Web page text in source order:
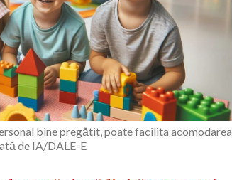
bine pregătit, poate facilita acomodarea
de IA/DALE-E